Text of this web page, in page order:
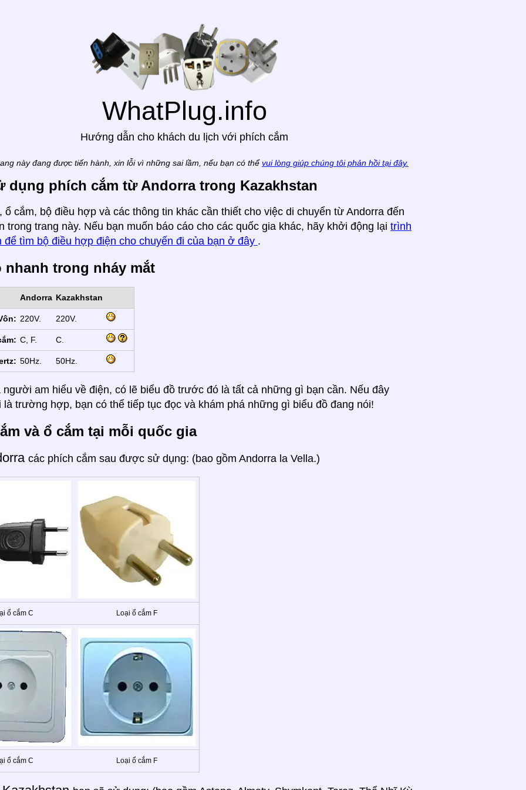
WhatPlug.info
Hướng dẫn cho khách du lịch với phích cắm
này đang được tiến hành, xin lỗi vì những sai lầm, nếu bạn có thể vui lòng giúp chúng tôi phản hồi tại đây.
dụng phích cắm từ Andorra trong Kazakhstan
ổ cắm, bộ điều hợp và các thông tin khác cần thiết cho việc di chuyển từ Andorra đến
trong trang này. Nếu bạn muốn báo cáo cho các quốc gia khác, hãy khởi động lại trình
để tìm bộ điều hợp điện cho chuyến đi của bạn ở đây .
nhanh trong nháy mắt
Andorra Kazakhstan
220V. 220V.
C, F. C.
50Hz. 50Hz.
người am hiểu về điện, có lẽ biểu đồ trước đó là tất cả những gì bạn cần. Nếu đây
là trường hợp, bạn có thể tiếp tục đọc và khám phá những gì biểu đồ đang nói!
và ổ cắm tại mỗi quốc gia
các phích cắm sau được sử dụng: (bao gồm Andorra la Vella.)
ổ cắm C Loại ổ cắm F
ổ cắm C Loại ổ cắm F